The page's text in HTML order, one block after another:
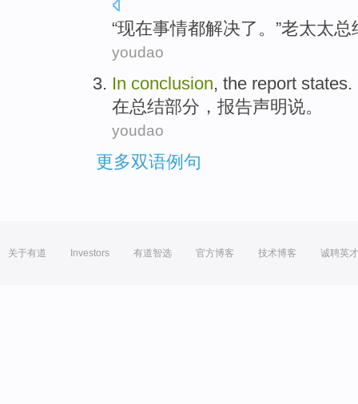
“现在事情都解决了 。”老太太总
youdao
In conclusion, the report states.
在总结部分 ， 报告声明说。
youdao
更多双语例句
关于有道 Investors 有道智选 官方博客 技术博客 诚聘英才